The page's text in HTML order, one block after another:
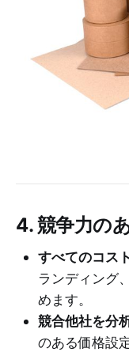
4. 競争力の
すべてのコス
ランディング
めます。
競合他社を分
のある価格設